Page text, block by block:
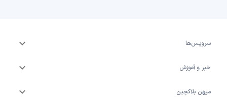
سرویس‌ها
خبر و آموزش
میهن بلاکچین